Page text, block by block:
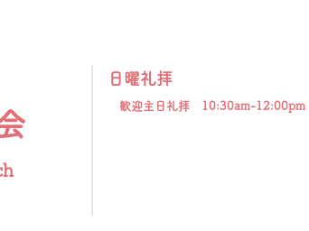
上げて生きるように造られている
のに、地上のことに埋もれて生き
てしまうことが、苦しみもがく原
日曜礼拝
歓迎主日礼拝 10:30am-12:00pm